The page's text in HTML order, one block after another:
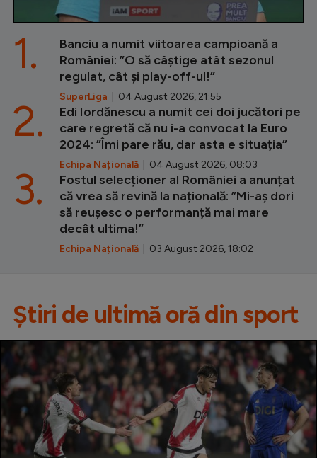
Banciu a numit viitoarea campioană a
României: ”O să câștige atât sezonul
regulat, cât și play-off-ul!”
SuperLiga | 04 August 2026, 21:55
1.
Edi Iordănescu a numit cei doi jucători pe
care regretă că nu i-a convocat la Euro
2024: ”Îmi pare rău, dar asta e situația”
Echipa Națională | 04 August 2026, 08:03
2.
Fostul selecționer al României a anunțat
că vrea să revină la națională: ”Mi-aș dori
să reușesc o performanță mai mare
decât ultima!”
Echipa Națională | 03 August 2026, 18:02
3.
Știri de ultimă oră din sport